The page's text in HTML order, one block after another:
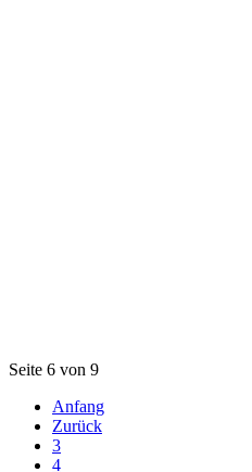
Seite 6 von 9
Anfang
Zurück
3
4